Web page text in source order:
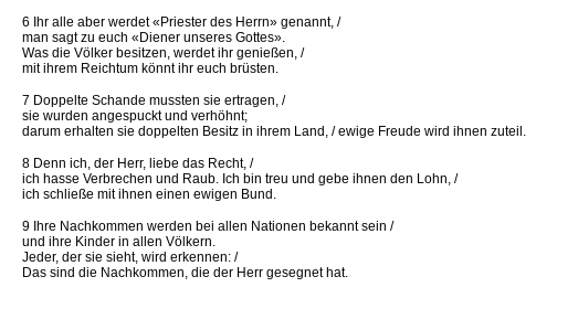
6 Ihr alle aber werdet «Priester des Herrn» genannt, /
man sagt zu euch «Diener unseres Gottes».
Was die Völker besitzen, werdet ihr genießen, /
mit ihrem Reichtum könnt ihr euch brüsten.
7 Doppelte Schande mussten sie ertragen, /
sie wurden angespuckt und verhöhnt;
darum erhalten sie doppelten Besitz in ihrem Land, / ewige Freude wird ihnen zuteil.
8 Denn ich, der Herr, liebe das Recht, /
ich hasse Verbrechen und Raub. Ich bin treu und gebe ihnen den Lohn, /
ich schließe mit ihnen einen ewigen Bund.
9 Ihre Nachkommen werden bei allen Nationen bekannt sein /
und ihre Kinder in allen Völkern.
Jeder, der sie sieht, wird erkennen: /
Das sind die Nachkommen, die der Herr gesegnet hat.